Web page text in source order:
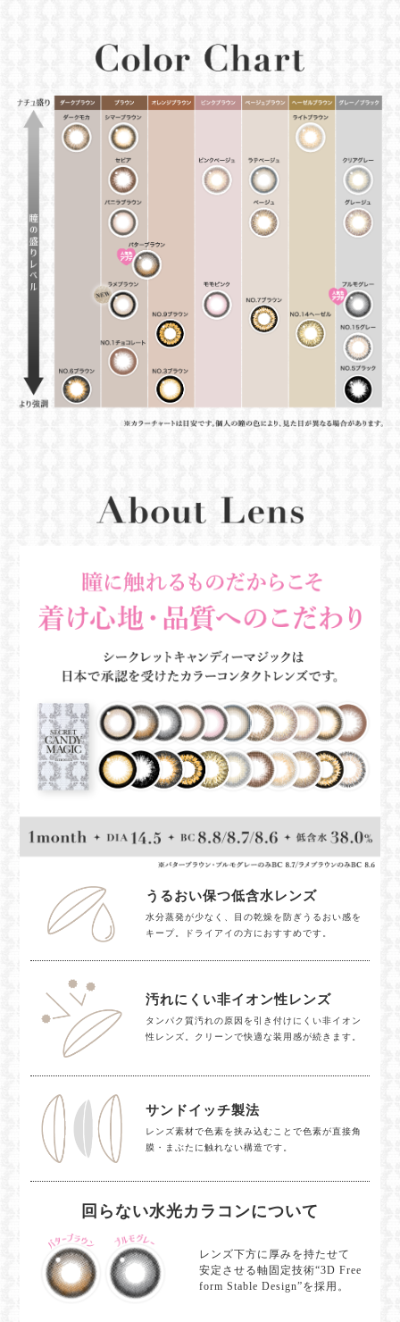
うるおい保つ低含水レンズ
水分蒸発が少なく、目の乾燥を防ぎうるおい感を
キープ。ドライアイの方におすすめです。
汚れにくい非イオン性レンズ
タンパク質汚れの原因を引き付けにくい非イオン
性レンズ。クリーンで快適な装用感が続きます。
サンドイッチ製法
レンズ素材で色素を挟み込むことで色素が直接角
膜・まぶたに触れない構造です。
回らない水光カラコンについて
レンズ下方に厚みを持たせて
安定させる軸固定技術“3D Free
form Stable Design”を採用。